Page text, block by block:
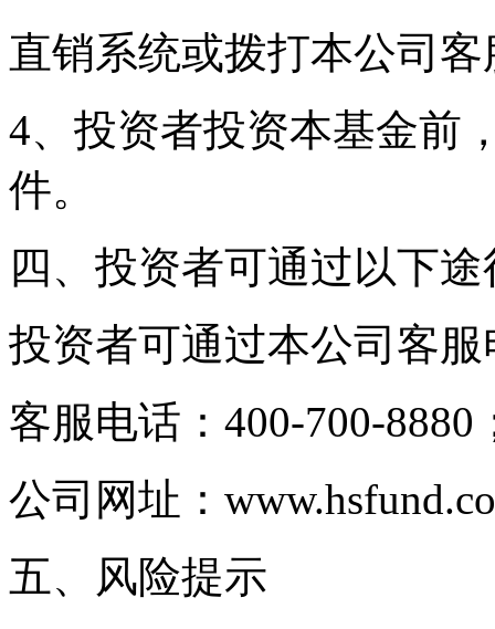
直销系统或拨打本公司
4、投资者投资本基金前
件。
四、投资者可通过以下
投资者可通过本公司客
客服电话：400-700-8880
公司网址：
五、风险提示